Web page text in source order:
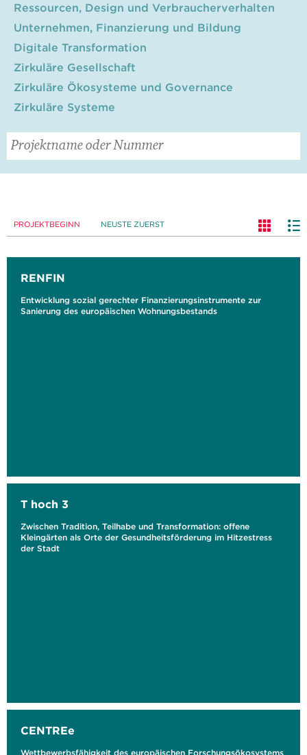
Ressourcen, Design und Verbraucherverhalten
Unternehmen, Finanzierung und Bildung
Digitale Transformation
Zirkuläre Gesellschaft
Zirkuläre Ökosysteme und Governance
Zirkuläre Systeme
PROJEKTBEGINN NEUSTE ZUERST
RENFIN
Entwicklung sozial gerechter Finanzierungsinstrumente zur
Sanierung des europäischen Wohnungsbestands
T hoch 3
Zwischen Tradition, Teilhabe und Transformation: offene
Kleingärten als Orte der Gesundheitsförderung im Hitzestress
der Stadt
CENTREe
Wettbewerbsfähigkeit des europäischen Forschungsökosystems